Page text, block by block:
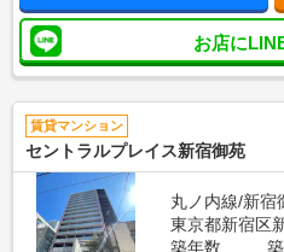
お店に
賃貸マンション
セントラルプレイス新宿御苑
丸ノ内線/新宿
東京都新宿区
築年数